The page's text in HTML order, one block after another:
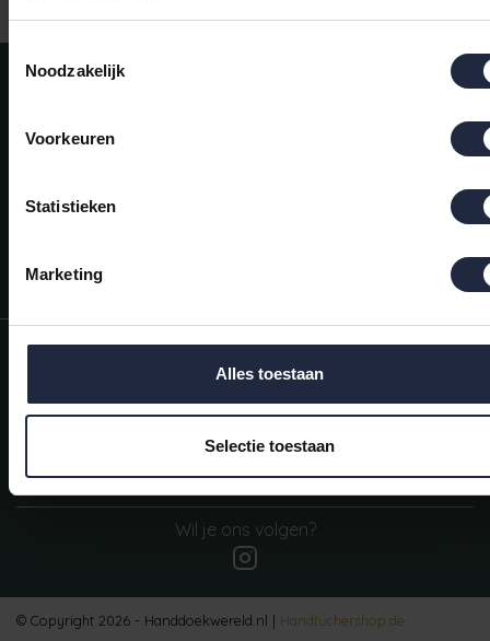
Toestemmingsselectie
Noodzakelijk
Voorkeuren
Statistieken
Marketing
Alles toestaan
Selectie toestaan
Meld je aan voor onze nieuwsbrief!
Snel regelen in je account. Volg je bestelling, betaal facturen of
retourneer een artikel.
We helpen je graag. Neem contact op met onze klantenservice.
Informatie
Contactgegevens
Wil je ons volgen?
© Copyright 2026 - Handdoekwereld.nl | Handtuchershop.de